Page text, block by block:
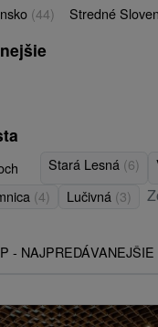
(44) Stredné
Stará Lesná (6)
(4) Lučivná (3)
- NAJPREDÁVANEJŠIE